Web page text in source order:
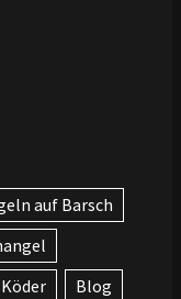
auf Barsch
Blog